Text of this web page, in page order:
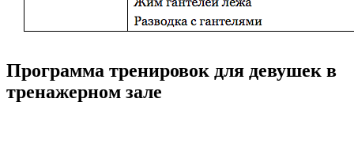
Программа тренировок для девушек в
тренажерном зале